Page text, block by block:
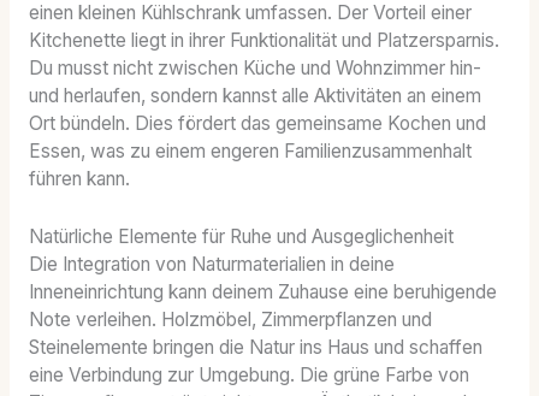
einen kleinen Kühlschrank umfassen. Der Vorteil einer
Kitchenette liegt in ihrer Funktionalität und Platzersparnis.
Du musst nicht zwischen Küche und Wohnzimmer hin-
und herlaufen, sondern kannst alle Aktivitäten an einem
Ort bündeln. Dies fördert das gemeinsame Kochen und
Essen, was zu einem engeren Familienzusammenhalt
führen kann.
Natürliche Elemente für Ruhe und Ausgeglichenheit
Die Integration von Naturmaterialien in deine
Inneneinrichtung kann deinem Zuhause eine beruhigende
Note verleihen. Holzmöbel, Zimmerpflanzen und
Steinelemente bringen die Natur ins Haus und schaffen
eine Verbindung zur Umgebung. Die grüne Farbe von